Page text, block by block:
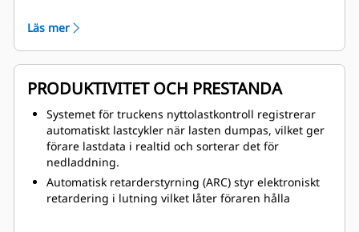
Ergonomiskt, helt justerbart fjädrande säte med
tjocka kuddar som minskar trycket på ländryggen
och låren, samt ett brett, säkert och bekvämt
rullbälte.
Bekväm ratt med lutning ger en bekväm
Ett oljekylt fyrhörnsbromssystem ger utmärkt
kontroll. Det integrerade systemet kombinerar
färdbroms-, nödbroms-, parkeringsbroms- och
retarderfunktionerna i samma robusta system för
optimal bromsningseffektivitet.
Läs mer
PRODUKTIVITET OCH PRESTANDA
Systemet för truckens nyttolastkontroll registrerar
automatiskt lastcykler när lasten dumpas, vilket ger
förare lastdata i realtid och sorterar det för
nedladdning.
Automatisk retarderstyrning (ARC) styr elektroniskt
retardering i lutning vilket låter föraren hålla